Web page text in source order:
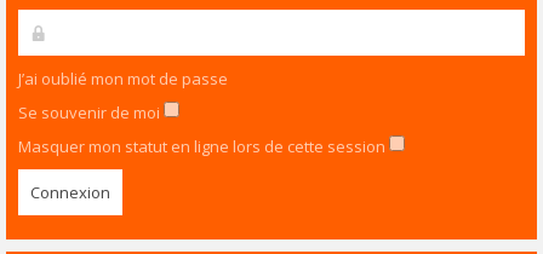
J’ai oublié mon mot de passe
Se souvenir de moi
Masquer mon statut en ligne lors de cette session